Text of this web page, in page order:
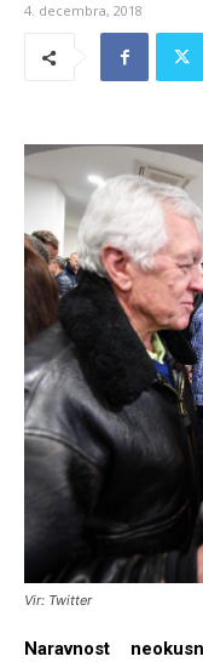
4. decembra, 2018
Vir: Twitter
Naravnost